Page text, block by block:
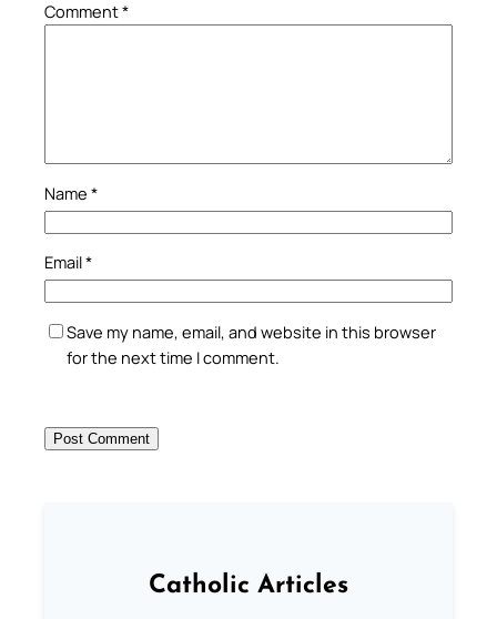
Comment*
Name *
Email*
Save my name, email, and website in this browser
for the next time I comment.
Catholic Articles